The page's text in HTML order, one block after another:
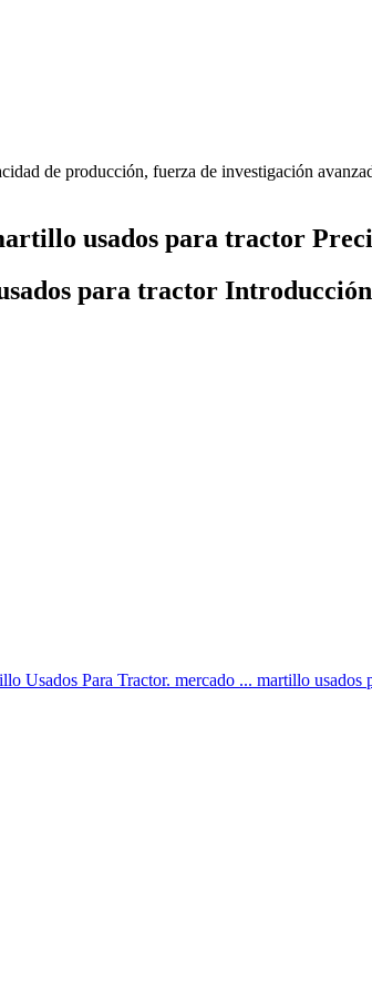
de producción, fuerza de investigación
usados para tractor
para tractor
Para Tractor. mercado ... martillo usados